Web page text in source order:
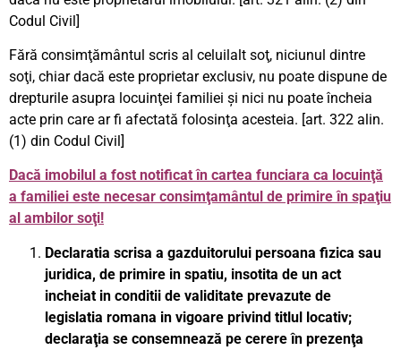
Codul Civil]
Fără consimţământul scris al celuilalt soţ, niciunul dintre
soţi, chiar dacă este proprietar exclusiv, nu poate dispune de
drepturile asupra locuinţei familiei şi nici nu poate încheia
acte prin care ar fi afectată folosinţa acesteia. [art. 322 alin.
(1) din Codul Civil]
Dacă imobilul a fost notificat în cartea funciara ca locuinţă
a familiei este necesar consimţamântul de primire în spaţiu
al ambilor soţi!
Declaratia scrisa a gazduitorului persoana fizica sau
juridica, de primire in spatiu, insotita de un act
incheiat in conditii de validitate prevazute de
legislatia romana in vigoare privind titlul locativ;
declaraţia se consemnează pe cerere în prezenţa